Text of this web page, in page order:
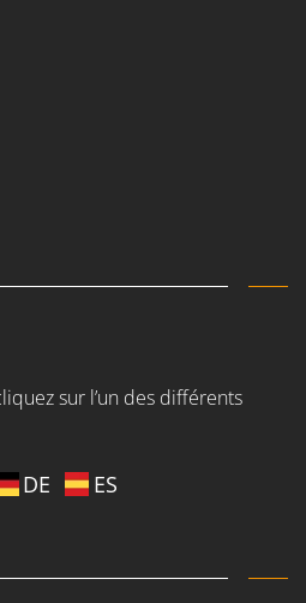
sur l’un des différents
DE ES